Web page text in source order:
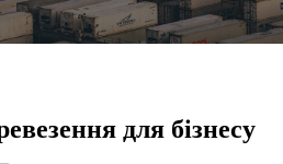
для бізнесу